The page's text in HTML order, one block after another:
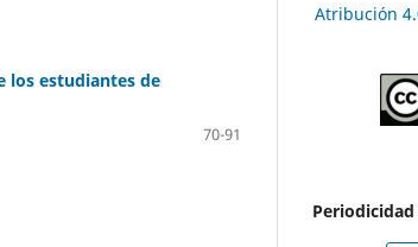
los estudiantes de
70-91
Atribución